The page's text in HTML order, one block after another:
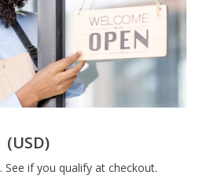
(USD)
. See if you qualify at checkout.